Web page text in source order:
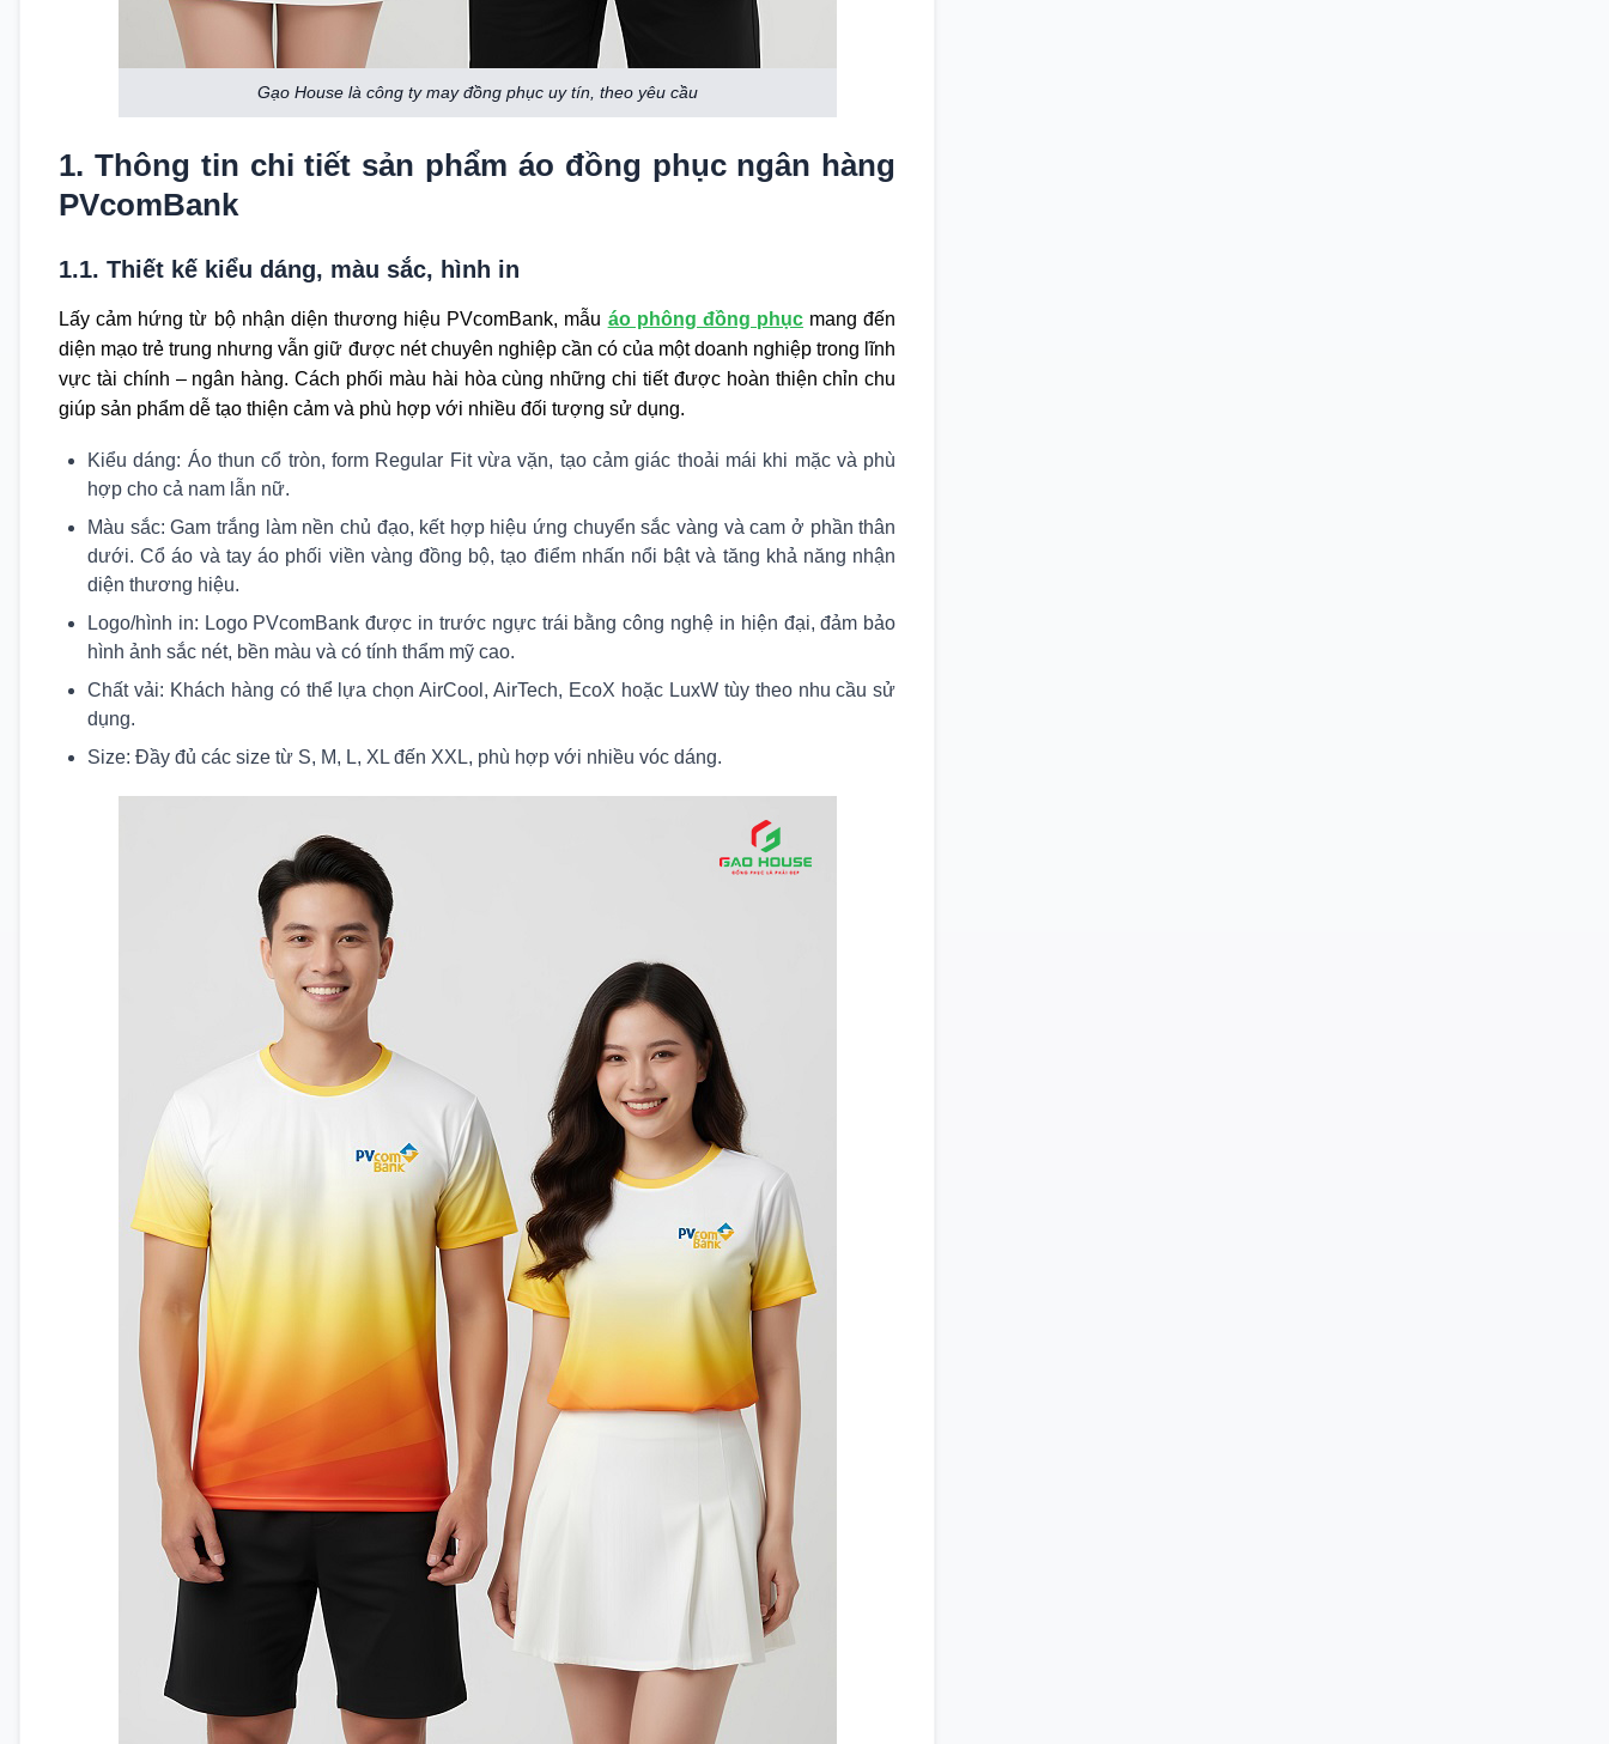
Gạo House là công ty may đồng phục uy tín, theo yêu cầu
1. Thông tin chi tiết sản phẩm áo đồng phục ngân hàng
PVcomBank
1.1. Thiết kế kiểu dáng, màu sắc, hình in
Lấy cảm hứng từ bộ nhận diện thương hiệu PVcomBank, mẫu áo phông đồng phục mang đến
diện mạo trẻ trung nhưng vẫn giữ được nét chuyên nghiệp cần có của một doanh nghiệp trong lĩnh
vực tài chính – ngân hàng. Cách phối màu hài hòa cùng những chi tiết được hoàn thiện chỉn chu
giúp sản phẩm dễ tạo thiện cảm và phù hợp với nhiều đối tượng sử dụng.
Kiểu dáng: Áo thun cổ tròn, form Regular Fit vừa vặn, tạo cảm giác thoải mái khi mặc và phù
hợp cho cả nam lẫn nữ.
Màu sắc: Gam trắng làm nền chủ đạo, kết hợp hiệu ứng chuyển sắc vàng và cam ở phần thân
dưới. Cổ áo và tay áo phối viền vàng đồng bộ, tạo điểm nhấn nổi bật và tăng khả năng nhận
diện thương hiệu.
Logo/hình in: Logo PVcomBank được in trước ngực trái bằng công nghệ in hiện đại, đảm bảo
hình ảnh sắc nét, bền màu và có tính thẩm mỹ cao.
Chất vải: Khách hàng có thể lựa chọn AirCool, AirTech, EcoX hoặc LuxW tùy theo nhu cầu sử
dụng.
Size: Đầy đủ các size từ S, M, L, XL đến XXL, phù hợp với nhiều vóc dáng.